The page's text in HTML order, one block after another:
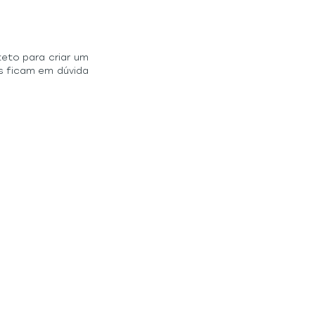
para criar um
ficam em dúvida